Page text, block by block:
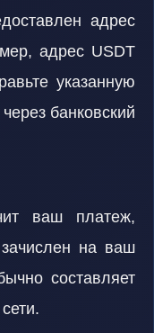
адрес
адрес USDT
указанную
банковский
ваш платеж,
зачислен на ваш
составляет